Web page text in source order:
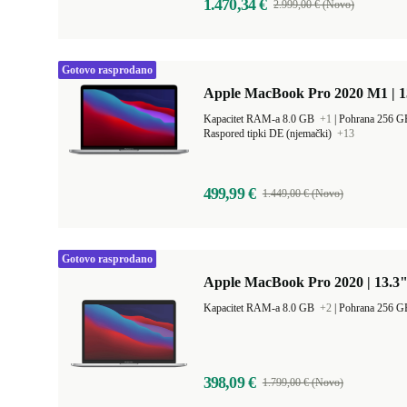
1.470,34 € 2.999,00 € (Novo)
Apple MacBook Pro 2020 M1 |
Kapacitet RAM-a 8.0 GB +1
Pohrana 256
Raspored tipki DE (njemački) +13
499,99 € 1.449,00 € (Novo)
Gotovo rasprodano
Apple MacBook Pro 2020 |
Kapacitet RAM-a 8.0 GB +2 Pohrana 256
398,09 € 1.799,00 € (Novo)
Gotovo rasprodano